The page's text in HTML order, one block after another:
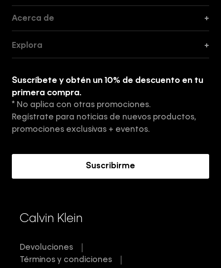
Acerca de +
Tiendas
Aviso de privacidad
Términos y Condiciones
Explora +
Suscríbete y obtén un 10% de descuento en tu
primera compra.
* No aplica con otras promociones.
Regístrate para noticias de nuevos productos,
promociones exclusivas + eventos.
Suscribirme
Calvin Klein
Devoluciones
Términos y condiciones